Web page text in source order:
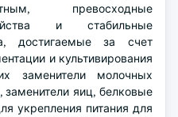
превосходные
и стабильные
достигаемые за счет
и культивирования
заменители молочных
заменители яиц, белковые
укрепления питания для